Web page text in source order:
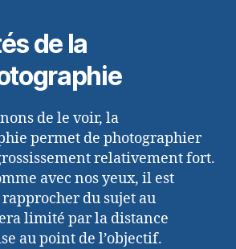
de la
de le voir, la
permet de photographier
relativement fort.
avec nos yeux, il est
du sujet au
limité par la distance
au point de l’objectif.